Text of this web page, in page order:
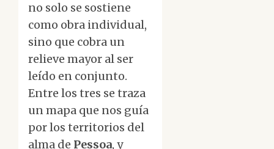
no solo se sostiene
como obra individual,
sino que cobra un
relieve mayor al ser
leído en conjunto.
Entre los tres se traza
un mapa que nos guía
por los territorios del
alma de Pessoa, y